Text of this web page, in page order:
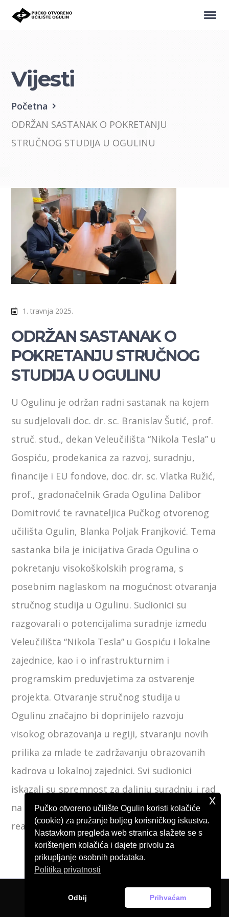
Vijesti
Početna
ODRŽAN SASTANAK O POKRETANJU
STRUČNOG STUDIJA U OGULINU
1. travnja 2025.
ODRŽAN SASTANAK O
POKRETANJU STRUČNOG
STUDIJA U OGULINU
U Ogulinu je održan radni sastanak na kojem
su sudjelovali doc. dr. sc. Branislav Šutić, prof.
struč. stud., dekan Veleučilišta “Nikola Tesla” u
Gospiću, prodekanica za razvoj, suradnju,
financije i EU fondove, doc. dr. sc. Vlatka Ružić,
prof., gradonačelnik Grada Ogulina Dalibor
Domitrović te ravnateljica Pučkog otvorenog
učilišta Ogulin, Blanka Poljak Franjković. Tema
sastanka bila je inicijativa Grada Ogulina o
pokretanju visokoškolskih programa, s
posebnim naglaskom na mogućnost otvaranja
stručnog studija u Ogulinu. Sudionici su
razgovarali o potencijalima suradnje između
Veleučilišta “Nikola Tesla” u Gospiću i lokalne
zajednice, kao i o infrastrukturnim i
programskim preduvjetima za ostvarenje
projekta. Otvaranje stručnog studija u
Ogulinu značajno bi doprinijelo razvoju
visokog obrazovanja u regiji, stvaranju novih
prilika za mlade te zadržavanju obrazovanih
kadrova u lokalnoj zajednici. Svi sudionici
iskazali su spremnost za daljnju suradnju i rad
na konkretnim koracima potrebnim za
realizaciju ove inicijative.
© Pučko otvoreno učilište Ogulin, 2026.
Pučko otvoreno učilište Ogulin koristi kolačiće
(cookie) za pružanje boljeg korisničkog iskustva.
Nastavkom pregleda web stranica slažete se s
korištenjem kolačića i dajete privolu za
prikupljanje osobnih podataka.
Politika privatnosti
Odbij Prihvaćam
x